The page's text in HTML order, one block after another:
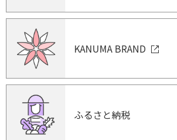
KANUMA BRAND
ふるさと納税